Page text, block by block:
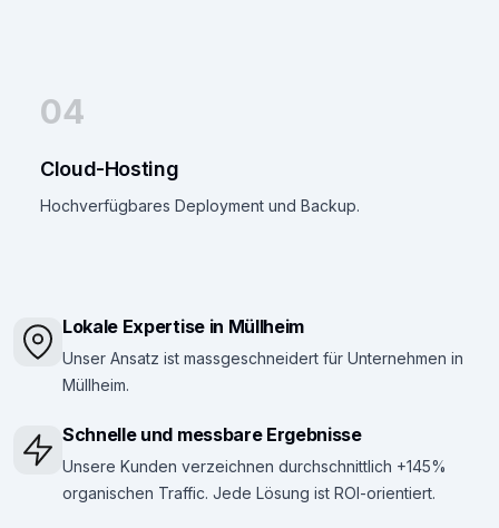
04
Cloud-Hosting
Hochverfügbares Deployment und Backup.
Lokale Expertise in Müllheim
Unser Ansatz ist massgeschneidert für Unternehmen in
Müllheim.
Schnelle und messbare Ergebnisse
Unsere Kunden verzeichnen durchschnittlich +145%
organischen Traffic. Jede Lösung ist ROI-orientiert.